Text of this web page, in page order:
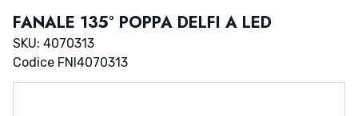
Contatti
FANALE 135° POPPA DELFI A LED
SKU: 4070313
Codice FNI 4070313